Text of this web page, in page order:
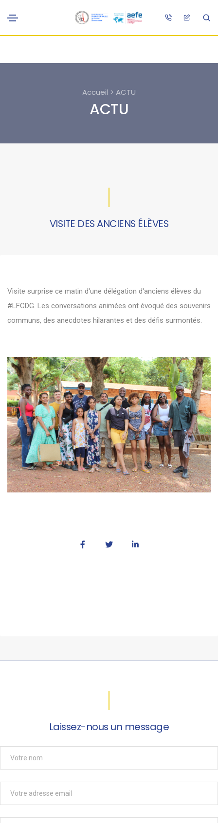
Accueil > ACTU
ACTU
VISITE DES ANCIENS ÉLÈVES
Visite surprise ce matin d'une délégation d'anciens élèves du
#LFCDG. Les conversations animées ont évoqué des souvenirs
communs, des anecdotes hilarantes et des défis surmontés.
Laissez-nous un message